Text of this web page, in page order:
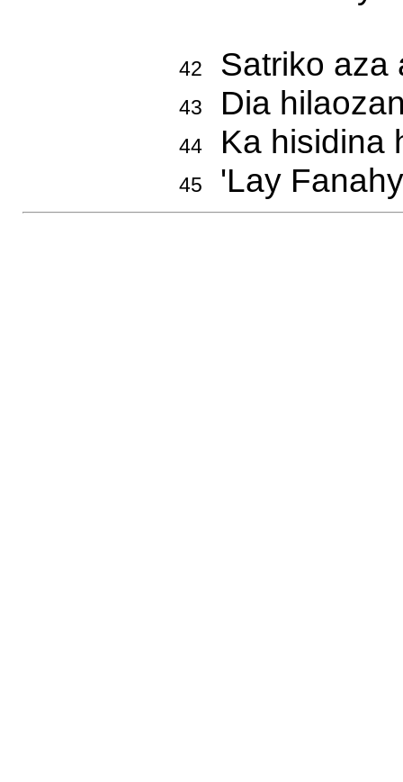
42 Satriko aza
43 Dia
44Ka hisidina
45 'Lay